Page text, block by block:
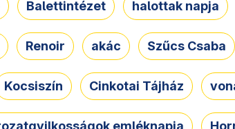
Balettintézet halottak napja
Renoir akác Szűcs Csaba
Kocsiszín Cinkotai Tájház
emléknapja